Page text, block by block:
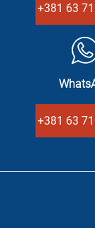
+381 63
+381 63